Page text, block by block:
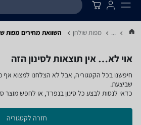
... מפות שולחן השוואת מחירים מפות
אוי לא… אין תוצאות לסינון הזה
חיפשנו בכל הקטגוריה, אבל לא הצלחנו למצוא אף
שביצעת.
כדאי לנסות לבצע כל סינון בנפרד, או לחפש מוצר
חזרה לקטגוריה